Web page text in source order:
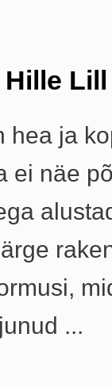
Lill
hea ja
ei näe
...